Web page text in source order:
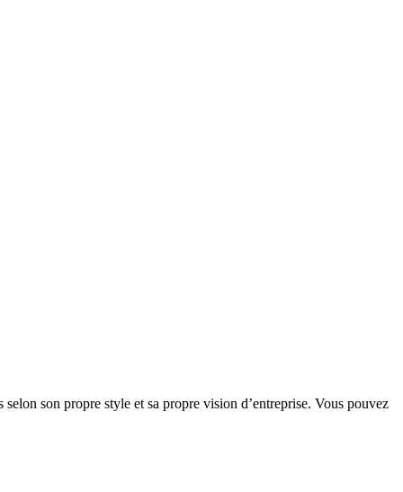
son propre style et sa propre vision d’entreprise. Vous pouvez